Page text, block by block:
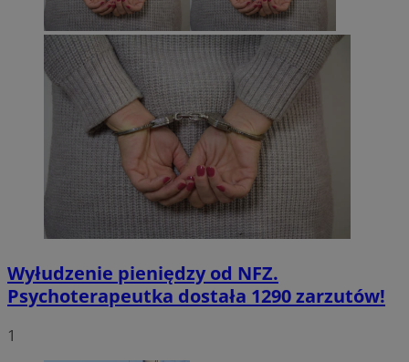
Wyłudzenie pieniędzy od NFZ.
Psychoterapeutka dostała 1290 zarzutów!
1